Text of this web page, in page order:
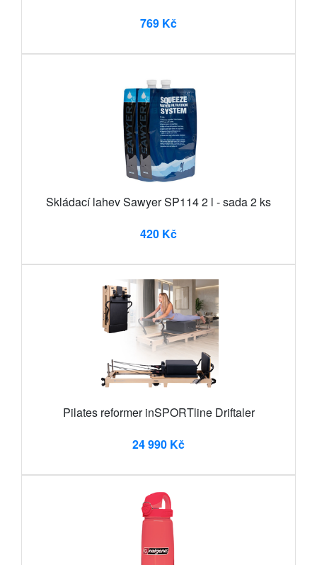
769 Kč
Skládací lahev Sawyer SP114 2 l - sada 2 ks
420 Kč
Pilates reformer inSPORTline Driftaler
24 990 Kč